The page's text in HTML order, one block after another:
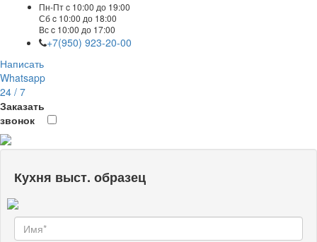
Пн-Пт c 10:00 до 19:00
Сб c 10:00 до 18:00
Вс c 10:00 до 17:00
+7(950) 923-20-00
Написать
Whatsapp
24 / 7
Заказать
звонок
Кухня выст. образец